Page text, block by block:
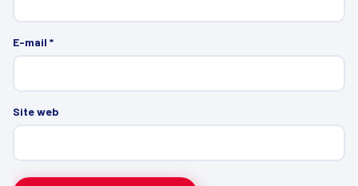
E-mail *
Site web